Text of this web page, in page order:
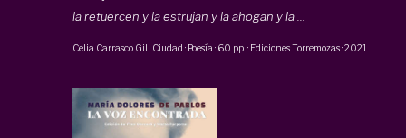
la retuercen y la estrujan y la ahogan y la ...
Celia Carrasco Gil · Ciudad · Poesía · 60 pp · Ediciones Torremozas·2021